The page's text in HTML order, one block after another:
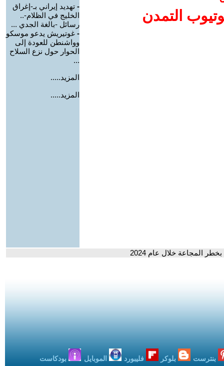
التمدن
- تهديد إيراني بـ-إغراق
الخليج في الظلام-..
رسائل -بالغة الجدي ...
- غوتيريش يدعو موسكو
وواشنطن للعودة إلى
الحوار حول نزع السلاح
...
المزيد.....
المزيد.....
بنترست بلوكر فليبورد الموبايل بودكاست